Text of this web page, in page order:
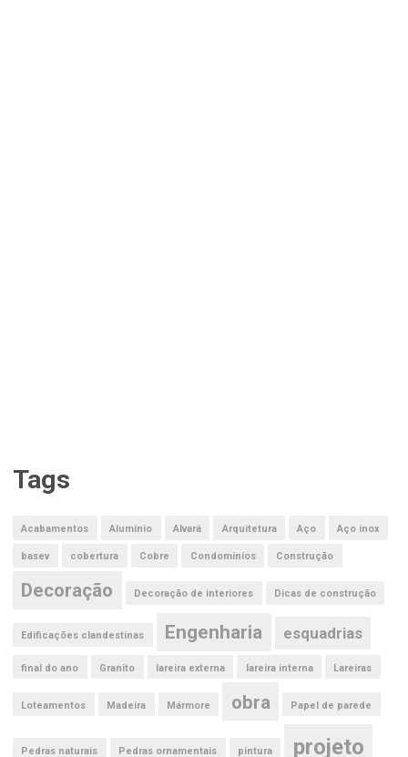
Tags
Acabamentos Alumínio Alvará Arquitetura Aço Aço inox
basev cobertura Cobre Condomínios Construção
Decoração Decoração de interiores Dicas de construção
Edificações clandestinas Engenharia esquadrias
final do ano Granito lareira externa lareira interna Lareiras
Loteamentos Madeira Mármore obra Papel de parede
Pedras naturais Pedras ornamentais pintura projeto